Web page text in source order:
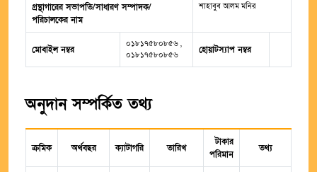
গ্রন্থাগারের সভাপতি/সাধারণ সম্পাদক/
পরিচালকের নাম
শাহাবুব আলম মনির
মোবাইল নম্বর
০১৮১৭৫৮০৮৫৬ ,
০১৮১৭৫৮০৮৫৬
হোয়াটস্যাপ নম্বর
অনুদান সম্পর্কিত তথ্য
ক্রমিক অর্থবছর ক্যাটাগরি তারিখ
টাকার
পরিমান
তথ্য